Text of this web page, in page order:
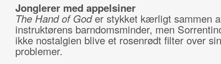
Jonglerer med appelsiner
The Hand of Goder stykket kærligt sammen
instruktørens barndomsminder, men
ikke nostalgien blive et rosenrødt filter over
problemer.